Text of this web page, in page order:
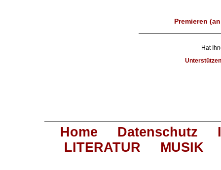
Premieren
Hat
Home Datenschutz
LITERATUR
MUSIK